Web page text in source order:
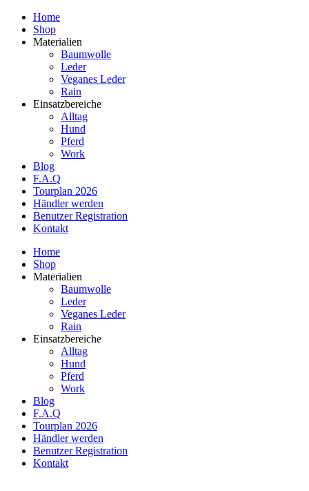
Home
Shop
Materialien
Baumwolle
Leder
Veganes Leder
Rain
Einsatzbereiche
Alltag
Hund
Pferd
Work
Blog
F.A.Q
Tourplan 2026
Händler werden
Benutzer Registration
Kontakt
Home
Shop
Materialien
Baumwolle
Leder
Veganes Leder
Rain
Einsatzbereiche
Alltag
Hund
Pferd
Work
Blog
F.A.Q
Tourplan 2026
Händler werden
Benutzer Registration
Kontakt